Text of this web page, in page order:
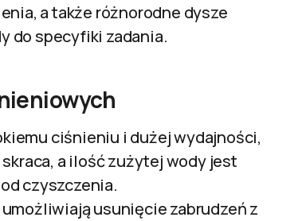
a także różnorodne dysze
do specyfiki zadania.
ciśnieniu i dużej wydajności,
a ilość zużytej wody jest
czyszczenia.
usunięcie zabrudzeń z